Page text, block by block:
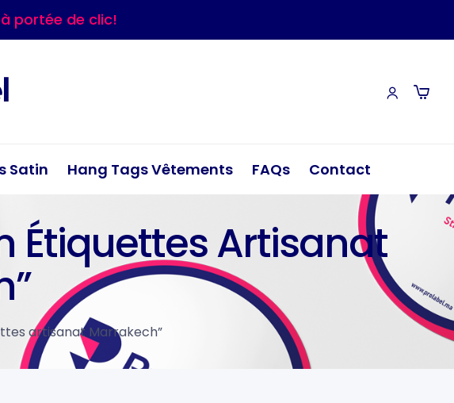
portée de clic!
Satin Hang Tags Vêtements FAQs Contact
Étiquettes Artisanat
artisanat Marrakech”